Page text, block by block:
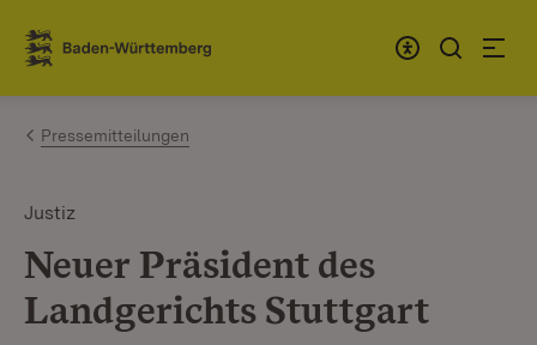
Zum Inhalt springen
Link zur Startseite
Pressemitteilungen
Justiz
Neuer Präsident des
Landgerichts Stuttgart